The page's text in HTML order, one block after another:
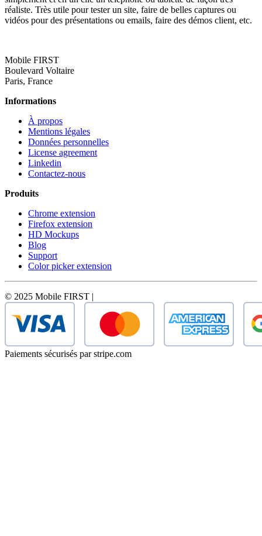
réaliste. Très utile pour tester un site, faire de belles captures ou
vidéos pour des présentations ou emails, faire des démos client, etc.
Mobile FIRST
Boulevard Voltaire
Paris, France
Informations
À propos
Mentions légales
Données personnelles
License agreement
Linkedin
Contactez-nous
Produits
Chrome extension
Firefox extension
HD Mockups
Blog
Support
Color picker extension
© 2025 Mobile FIRST |
Paiements sécurisés par stripe.com